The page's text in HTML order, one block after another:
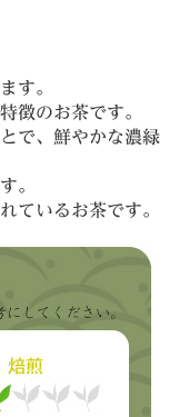
す。
徴のお茶です。
で、鮮やかな濃緑
。
ているお茶です。